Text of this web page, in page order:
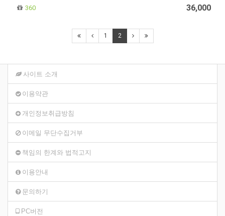
360
36,000
1 2
사이트 소개
이용약관
개인정보취급방침
이메일 무단수집거부
책임의 한계와 법적고지
이용안내
문의하기
PC버전